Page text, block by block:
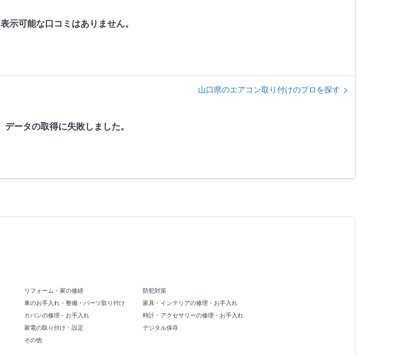
表示可能な口コミはありません。
山口県のエアコン取り付けのプロを探す
データの取得に失敗しました。
リフォーム・家の修繕
防犯対策
車のお手入れ・整備・パーツ取り付け
家具・インテリアの修理・お手入れ
カバンの修理・お手入れ
時計・アクセサリーの修理・お手入れ
家電の取り付け・設定
デジタル保存
その他